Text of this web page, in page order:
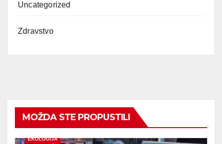
Uncategorized
Zdravstvo
MOŽDA STE PROPUSTILI
EKOLOGIJA